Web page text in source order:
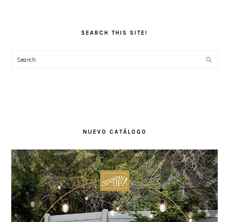
SEARCH THIS SITE!
Search
NUEVO CATÁLOGO